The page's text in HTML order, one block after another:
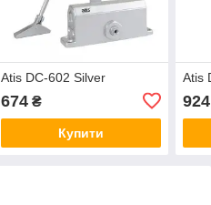
Atis DC-602 Silver
674₴
Купити
Atis
924